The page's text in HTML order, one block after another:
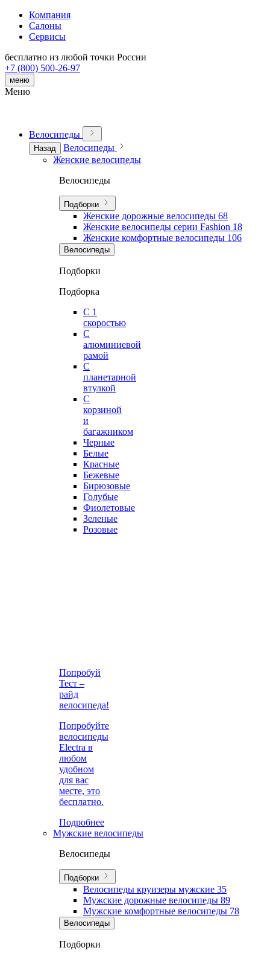
Компания
Салоны
Сервисы
бесплатно из любой точки России
+7 (800) 500-26-97
меню
Меню
Велосипеды
Назад
Велосипеды
Женские велосипеды
Велосипеды
Подборки
Женские дорожные велосипеды 68
Женские велосипеды серии Fashion 18
Женские комфортные велосипеды 106
Велосипеды
Подборки
Подборка
С 1
скоростью
С
алюминиевой
рамой
С
планетарной
втулкой
С
корзиной
и
багажником
Черные
Белые
Красные
Бежевые
Бирюзовые
Голубые
Фиолетовые
Зеленые
Розовые
Попробуй
Тест –
райд
велосипеда!
Попробуйте
велосипеды
Electra в
любом
удобном
для вас
месте, это
бесплатно.
Подробнее
Мужские велосипеды
Велосипеды
Подборки
Велосипеды круизеры мужские 35
Мужские дорожные велосипеды 89
Мужские комфортные велосипеды 78
Велосипеды
Подборки